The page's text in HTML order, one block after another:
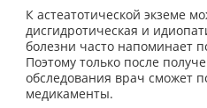
К астеатотической экземе
дисгидротическая и
болезни часто напоминает
Поэтому только после
обследования врач сможет
медикаменты.